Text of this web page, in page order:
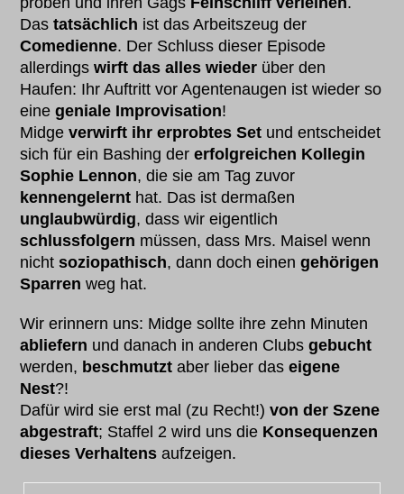
Dastatsächlich ist das Arbeitszeug der
Comedienne. Der Schluss dieser Episode
allerdingswirft das alles wieder über den
Haufen: Ihr Auftritt vor Agentenaugen ist wieder so
einegeniale Improvisation!
Midgeverwirft ihr erprobtes Set und entscheidet
sich für ein Bashing dererfolgreichen Kollegin
Sophie Lennon, die sie am Tag zuvor
kennengelernt hat. Das ist dermaßen
unglaubwürdig, dass wir eigentlich
schlussfolgern müssen, dass Mrs. Maisel wenn
nichtsoziopathisch, dann doch einengehörigen
Sparren weg hat.
Wir erinnern uns: Midge sollte ihre zehn Minuten
abliefern und danach in anderen Clubsgebucht
werden, beschmutzt aber lieber daseigene
Nest?!
Dafür wird sie erst mal (zu Recht!)von der Szene
abgestraft; Staffel 2 wird uns die Konsequenzen
dieses Verhaltens aufzeigen.